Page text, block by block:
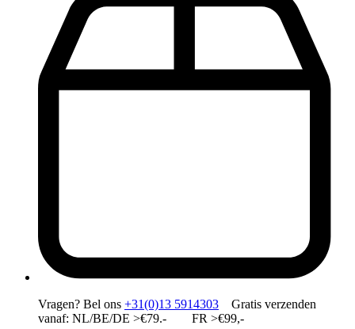
Vragen? Bel ons +31(0)13 5914303 Gratis verzenden
vanaf: NL/BE/DE >€79.- FR >€99,-